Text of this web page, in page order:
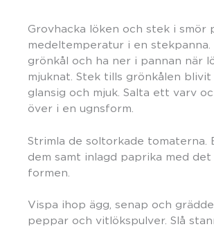
Grovhacka löken och stek i smör
medeltemperatur i en stekpanna.
grönkål och ha ner i pannan när
mjuknat. Stek tills grönkålen blivit
glansig och mjuk. Salta ett varv
över i en ugnsform.
Strimla de soltorkade tomaterna.
dem samt inlagd paprika med
formen.
Vispa ihop ägg, senap och grädde
peppar och vitlökspulver. Slå